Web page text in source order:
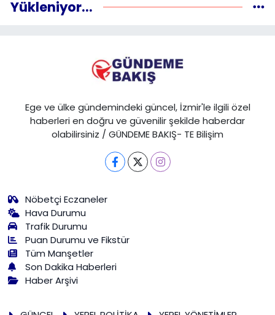
Yükleniyor...
Ege ve ülke gündemindeki güncel, İzmir'le ilgili özel
haberleri en doğru ve güvenilir şekilde haberdar
olabilirsiniz / GÜNDEME BAKIŞ- TE Bilişim
Nöbetçi Eczaneler
Hava Durumu
Trafik Durumu
Puan Durumu ve Fikstür
Tüm Manşetler
Son Dakika Haberleri
Haber Arşivi